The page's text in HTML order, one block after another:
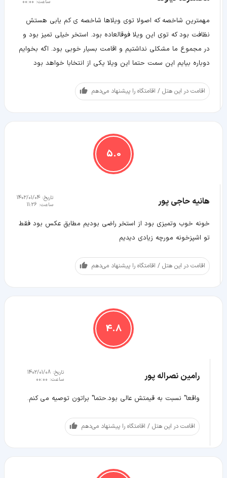
ساعت: 00:00
مهمترین شاخصه که اصولا توی ویلاها شاخصه ی کم یابی هستش
نظافت بود که توی این ویلا فوقالعاده بود. استخر خیلی تمیز بود و
در مجموع ما مشکلی نداشتیم و اقامت بسیار خوبی بود. اگه بخوایم
دوباره بیایم این سمت حتما این ویلا یکی از انتخابا خواهد بود
اقامت در این هتل / اقامتگاه را پیشنهاد می‌دهم
5.0
هانیه حاجی پور تاریخ: 1402/01/04
ساعت: 11:26
خونه خوب و‌تمیزی بود از استخر راضی بودیم مطابق عکس بود فقط
تو اشپزخونه مورچه زیادی دیدیم
اقامت در این هتل / اقامتگاه را پیشنهاد می‌دهم
4.8
رامین نصراله پور تاریخ:1402/01/08
ساعت: 00:00
واقعا" نسبت به قیمتش عالی بود.حتما" براتون توصیه می کنم.
اقامت در این هتل / اقامتگاه را پیشنهاد می‌دهم